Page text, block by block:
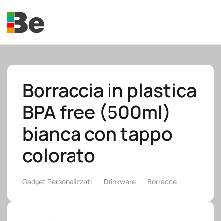
Skip to main content
Borraccia in plastica
BPA free (500ml)
bianca con tappo
colorato
Gadget Personalizzati Drinkware Borracce